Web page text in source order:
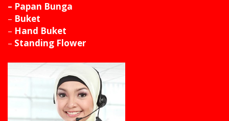
– Papan Bunga
– Buket
– Hand Buket
– Standing Flower